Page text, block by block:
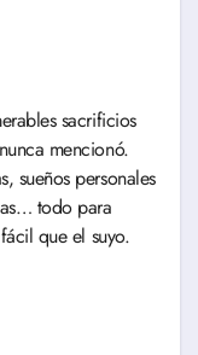
sacrificios
mencionó.
sueños personales
todo para
que el suyo.